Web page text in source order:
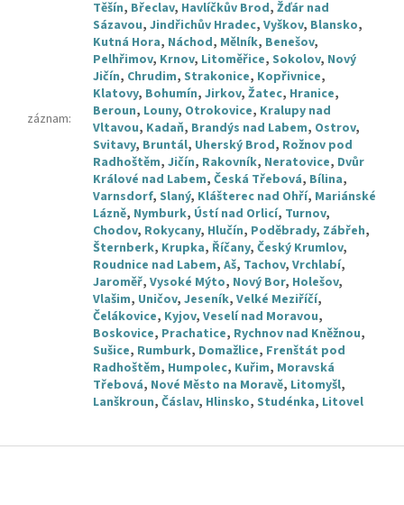
záznam:
Těšín, Břeclav, Havlíčkův Brod, Žďár nad
Sázavou, Jindřichův Hradec, Vyškov, Blansko,
Kutná Hora, Náchod, Mělník, Benešov,
Pelhřimov, Krnov, Litoměřice, Sokolov, Nový
Jičín, Chrudim, Strakonice, Kopřivnice,
Klatovy, Bohumín, Jirkov, Žatec, Hranice,
Beroun, Louny, Otrokovice, Kralupy nad
Vltavou, Kadaň, Brandýs nad Labem, Ostrov,
Svitavy, Bruntál, Uherský Brod, Rožnov pod
Radhoštěm, Jičín, Rakovník, Neratovice, Dvůr
Králové nad Labem, Česká Třebová, Bílina,
Varnsdorf, Slaný, Klášterec nad Ohří, Mariánské
Lázně, Nymburk, Ústí nad Orlicí, Turnov,
Chodov, Rokycany, Hlučín, Poděbrady, Zábřeh,
Šternberk, Krupka, Říčany, Český Krumlov,
Roudnice nad Labem, Aš, Tachov, Vrchlabí,
Jaroměř, Vysoké Mýto, Nový Bor, Holešov,
Vlašim, Uničov, Jeseník, Velké Meziříčí,
Čelákovice, Kyjov, Veselí nad Moravou,
Boskovice, Prachatice, Rychnov nad Kněžnou,
Sušice, Rumburk, Domažlice, Frenštát pod
Radhoštěm, Humpolec, Kuřim, Moravská
Třebová, Nové Město na Moravě, Litomyšl,
Lanškroun, Čáslav, Hlinsko, Studénka, Litovel